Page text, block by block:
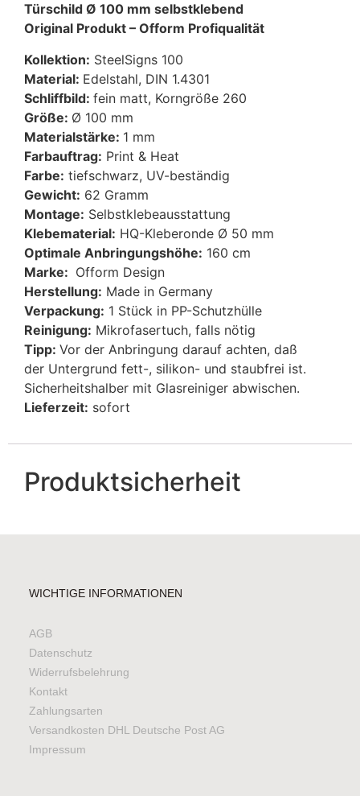
Türschild Ø 100 mm selbstklebend
Original Produkt – Ofform Profiqualität
Kollektion: SteelSigns 100
Material: Edelstahl, DIN 1.4301
Schliffbild: fein matt, Korngröße 260
Größe: Ø 100 mm
Materialstärke: 1 mm
Farbauftrag: Print & Heat
Farbe: tiefschwarz, UV-beständig
Gewicht: 62 Gramm
Montage: Selbstklebeausstattung
Klebematerial: HQ-Kleberonde Ø 50 mm
Optimale Anbringungshöhe: 160 cm
Marke: Ofform Design
Herstellung: Made in Germany
Verpackung: 1 Stück in PP-Schutzhülle
Reinigung: Mikrofasertuch, falls nötig
Tipp: Vor der Anbringung darauf achten, daß
der Untergrund fett-, silikon- und staubfrei ist.
Sicherheitshalber mit Glasreiniger abwischen.
Lieferzeit: sofort
Produktsicherheit
WICHTIGE INFORMATIONEN
AGB
Datenschutz
Widerrufsbelehrung
Kontakt
Zahlungsarten
Versandkosten DHL Deutsche Post AG
Impressum